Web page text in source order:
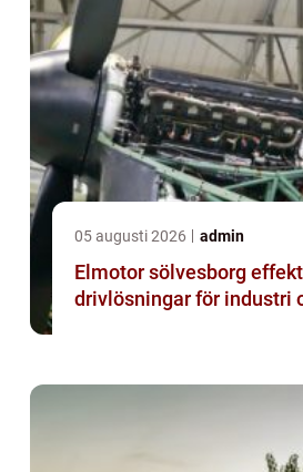
05 augusti 2026 admin
Elmotor sölvesborg effektiva
drivlösningar för industri